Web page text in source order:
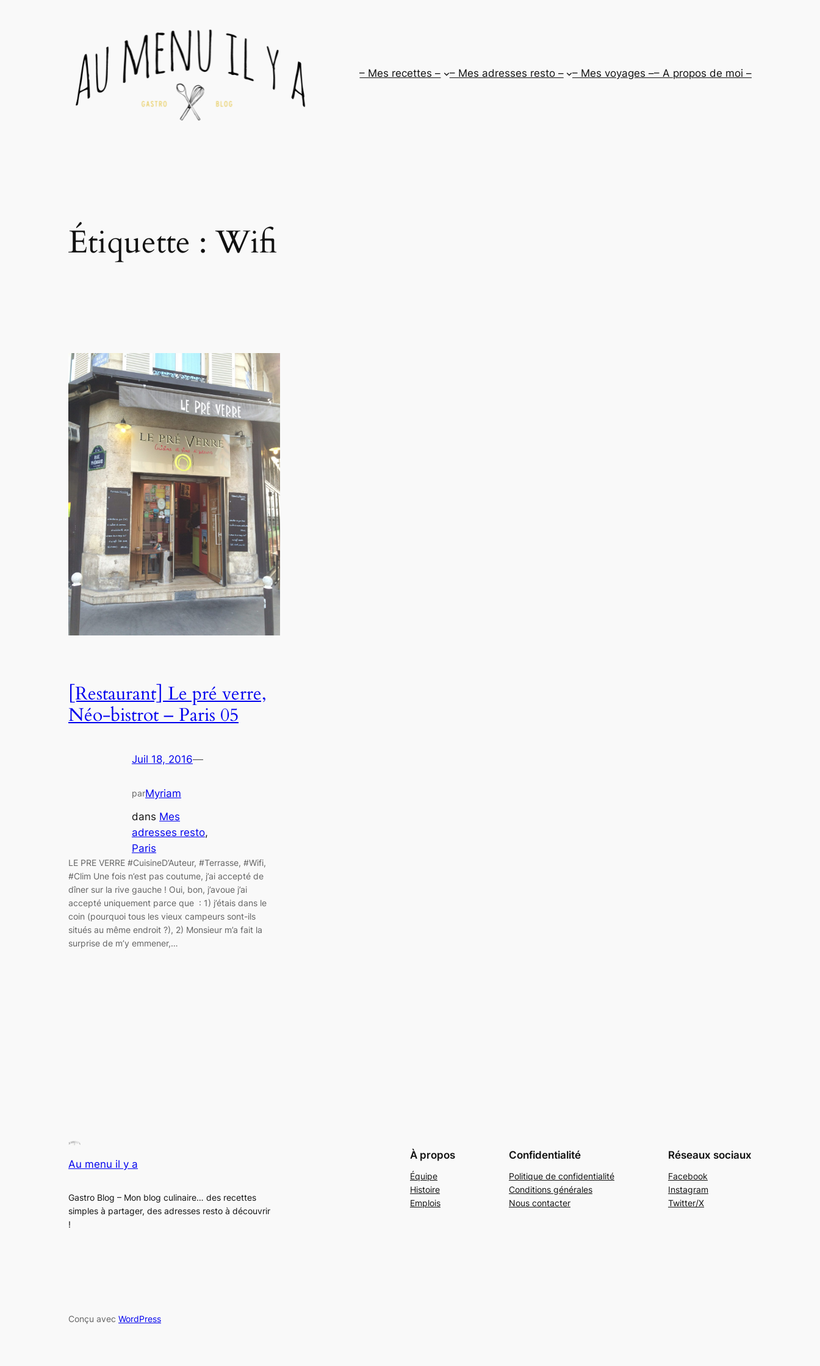
– Mes recettes – – Mes adresses resto – – Mes voyages –– A propos de moi –
Étiquette :Wifi
[Restaurant] Le pré verre,
Néo-bistrot – Paris 05
Juil 18, 2016—
parMyriam
dans Mes
adresses resto
Paris
LE PRE VERRE #CuisineD’Auteur, #Terrasse, #Wifi,
#Clim Une fois n’est pas coutume, j’ai accepté de
dîner sur la rive gauche ! Oui, bon, j’avoue j’ai
accepté uniquement parce que : 1) j’étais dans le
coin (pourquoi tous les vieux campeurs sont-ils
situés au même endroit ?), 2) Monsieur m’a fait la
surprise de m’y emmener,…
Au menu il y a
Gastro Blog – Mon blog culinaire… des recettes
simples à partager, des adresses resto à découvrir
!
À propos
Équipe
Histoire
Emplois
Confidentialité
Politique de confidentialité
Conditions générales
Nous contacter
Réseaux sociaux
Facebook
Instagram
Twitter/X
Conçu avec WordPress